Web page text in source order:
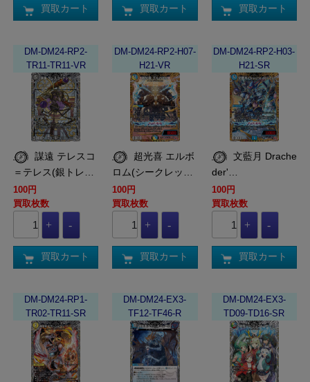
買取カート 買取カート 買取カート
DM-DM24-RP2-
TR11-TR11-VR
＝テレス(銀トレ…
100円
買取枚数
買取カート
DM-DM24-RP2-H07-
H21-VR
ロム(シークレッ…
100円
買取枚数
買取カート
DM-DM24-RP2-H03-
H21-SR
der'…
100円
買取枚数
買取カート
DM-DM24-RP1-
TR02-TR11-SR
DM-DM24-EX3-
TF12-TF46-R
DM-DM24-EX3-
TD09-TD16-SR